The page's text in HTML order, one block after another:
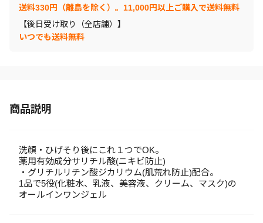
送料330円（離島を除く）。11,000円以上ご購入で送料無料
【後日受け取り（全店舗）】
いつでも送料無料
商品説明
洗顔・ひげそり後にこれ１つでOK。
薬用有効成分サリチル酸(ニキビ防止)
・グリチルリチン酸ジカリウム(肌荒れ防止)配合。
1品で5役(化粧水、乳液、美容液、クリーム、マスク)の
オールインワンジェル